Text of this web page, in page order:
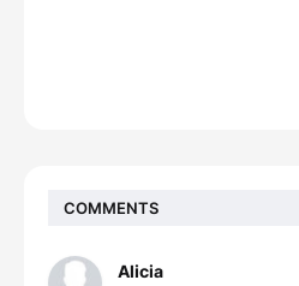
COMMENTS
Alicia